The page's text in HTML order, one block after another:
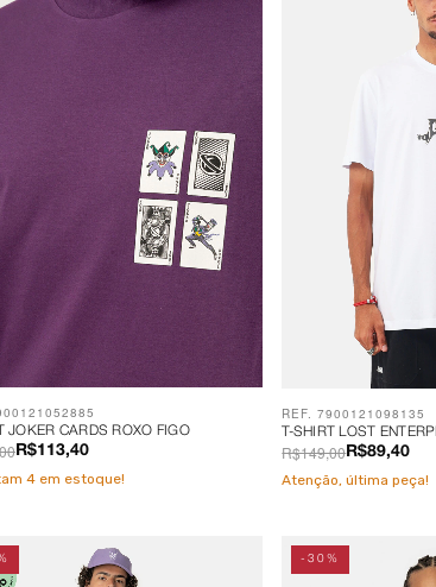
JOKER CARDS ROXO FIGO
R$113,40
4 em estoque!
T-SHIRT LOST
R$89,40
R$149,00
REF. 7900121098135
Atenção, última peça!
-30%